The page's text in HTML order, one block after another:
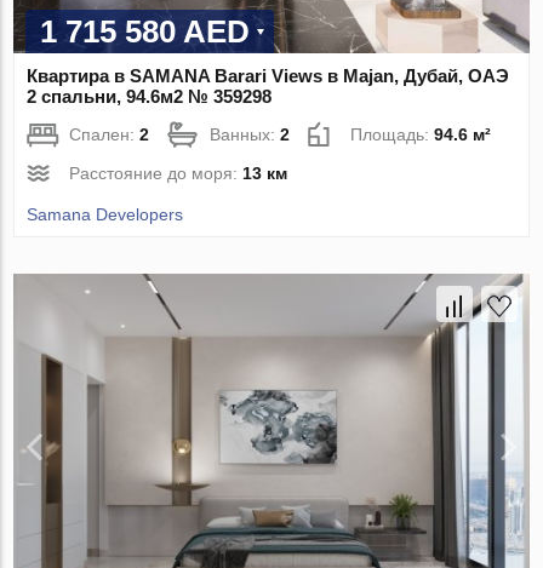
1 715 580 AED
Квартира в SAMANA Barari Views в Majan, Дубай, ОАЭ
2 спальни, 94.6м2 № 359298
Спален:2 Ванных:2 Площадь:94.6 м²
Расстояние до моря:13 км
Samana Developers